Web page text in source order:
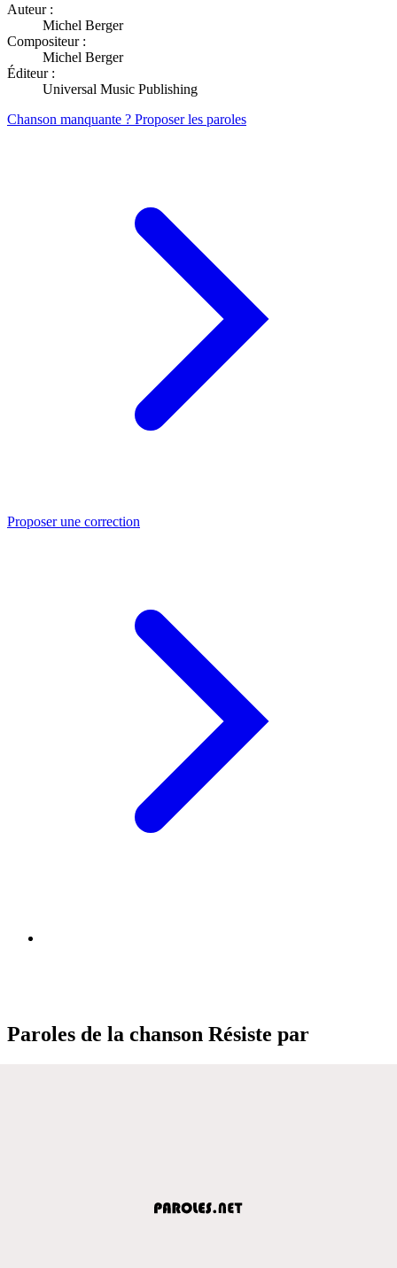
Auteur :
Michel Berger
Compositeur :
Michel Berger
Éditeur :
Universal Music Publishing
Chanson manquante ? Proposer les paroles
Proposer une correction
Paroles de la chanson Résiste par